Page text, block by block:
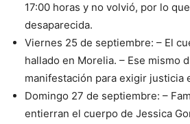
17:00 horas y no volvió, por lo
desaparecida.
Viernes 25 de septiembre: – El
hallado en Morelia. – Ese mismo
manifestación para exigir justicia
Domingo 27 de septiembre: –
entierran el cuerpo de Jessica